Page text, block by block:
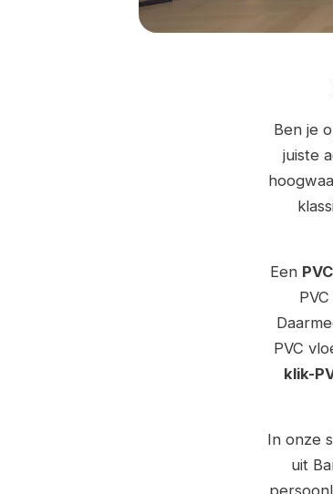
Ben je
juiste
Een
PVC
klik-
In onze
uit